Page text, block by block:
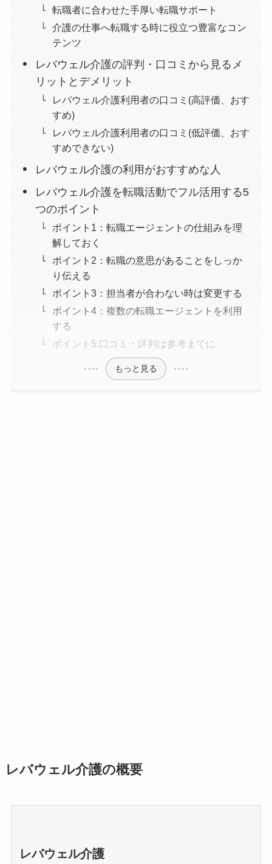
転職者に合わせた手厚い転職サポート
介護の仕事へ転職する時に役立つ豊富なコン
テンツ
レバウェル介護の評判・口コミから見るメ
リットとデメリット
レバウェル介護利用者の口コミ(高評価、おす
すめ)
レバウェル介護利用者の口コミ(低評価、おす
すめできない)
レバウェル介護の利用がおすすめな人
レバウェル介護を転職活動でフル活用する5
つのポイント
ポイント1：転職エージェントの仕組みを理
解しておく
ポイント2：転職の意思があることをしっか
り伝える
ポイント3：担当者が合わない時は変更する
ポイント4：複数の転職エージェントを利用
する
ポイント5.口コミ・評判は参考までに
もっと見る
レバウェル介護の概要
レバウェル介護